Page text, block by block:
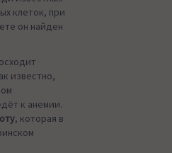
клеток, при
он найден
известно,
к анемии.
, которая в